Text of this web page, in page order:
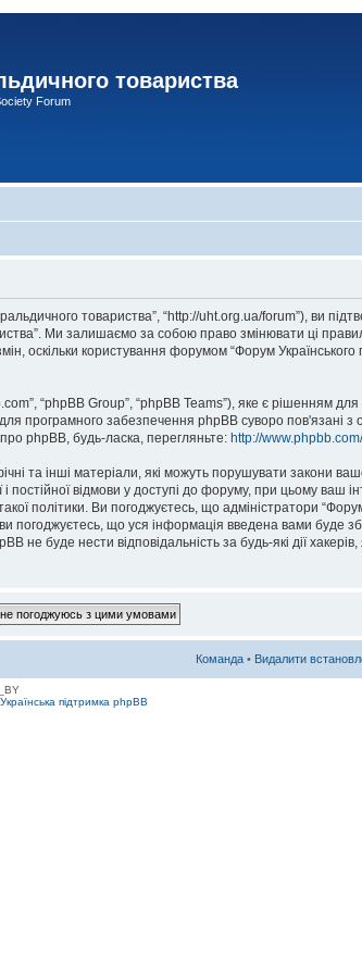
товариства
Forum
товариства”, “http://uht.org.ua/forum”), ви
Ми залишаємо за собою право змінювати ці
користування форумом “Форум Українського
“phpBB Group”, “phpBB Teams”), яке є рішенням
програмного забезпечення phpBB суворо пов'язані з
phpBB, будь-ласка, перегляньте: http://www.phpbb.com/
та інші матеріали, які можуть порушувати закони
постійної відмови у доступі до форуму, при цьому
політики. Ви погоджуєтесь, що адміністратори
погоджуєтесь, що уся інформація введена вами буде
не буде нести відповідальність за будь-які дії
Команда • Видалити
Українська підтримка phpBB